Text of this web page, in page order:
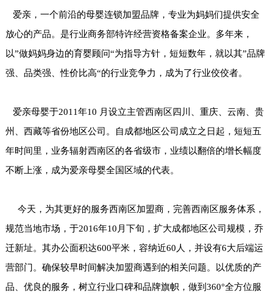
爱亲，一个前沿的母婴连锁加盟品牌，专业为妈妈们提供安全
放心的产品。是行业商务部特许经营资格备案企业。多年来，
以”做妈妈身边的育婴顾问“为指导方针，短短数年，就以其”品牌
强、品类强、性价比高“的行业竞争力，成为了行业佼佼者。
爱亲母婴于2011年10 月设立主管西南区四川、重庆、云南、贵
州、西藏等省份地区公司。自成都地区公司成立之日起，短短五
年时间里，业务辐射西南区的各省级市，业绩以翻倍的增长幅度
不断上涨，成为爱亲母婴全国区域的代表。
今天，为其更好的服务西南区加盟商，完善西南区服务体系，
规范当地市场，于2016年10月下旬，扩大成都地区公司规模，乔
迁新址。其办公面积达600平米，容纳近60人，并设有6大后端运
营部门。确保较早时间解决加盟商遇到的相关问题。以优质的产
品、优良的服务，树立行业口碑和品牌旗帜，做到360°全方位服